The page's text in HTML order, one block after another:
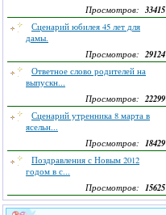
Просмотров: 33415
Сценарий юбилея 45 лет для
дамы.
Просмотров:29124
Ответное слово родителей на
выпускн...
Просмотров:22299
Сценарий утренника 8 марта в
ясельн...
Просмотров: 18429
Поздравления с Новым 2012
годом в с...
Просмотров: 15625